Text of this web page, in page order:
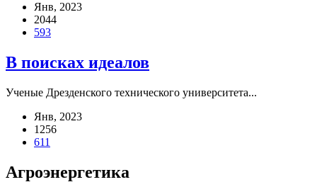
Янв, 2023
2044
593
В поисках идеалов
Уче­ные Дрез­ден­ско­го тех­ни­че­ско­го уни­вер­си­те­та...
Янв, 2023
1256
611
Агроэнергетика